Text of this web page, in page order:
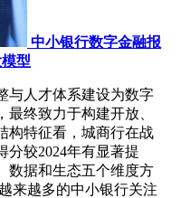
中小银行数字金融报
型
与人才体系建设为数字
终致力于构建开放、
构特征看，城商行在战
分较2024年有显著提
数据和生态五个维度方
来越多的中小银行关注